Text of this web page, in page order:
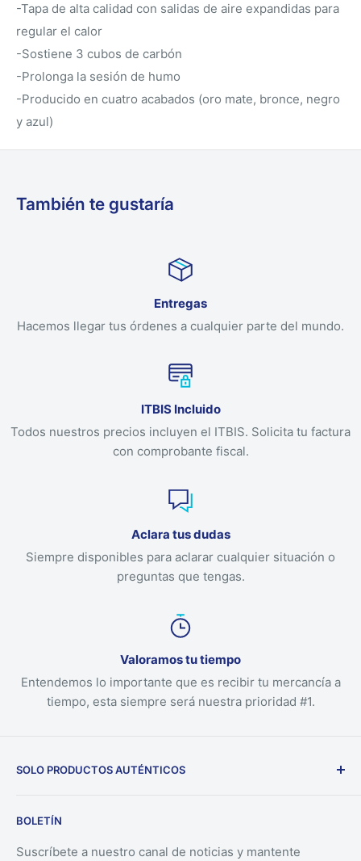
-Tapa de alta calidad con salidas de aire expandidas para
regular el calor
-Sostiene 3 cubos de carbón
-Prolonga la sesión de humo
-Producido en cuatro acabados (oro mate, bronce, negro
y azul)
También te gustaría
Entregas
Hacemos llegar tus órdenes a cualquier parte del mundo.
ITBIS Incluido
Todos nuestros precios incluyen el ITBIS. Solicita tu factura
con comprobante fiscal.
Aclara tus dudas
Siempre disponibles para aclarar cualquier situación o
preguntas que tengas.
Valoramos tu tiempo
Entendemos lo importante que es recibir tu mercancía a
tiempo, esta siempre será nuestra prioridad #1.
SOLO PRODUCTOS AUTÉNTICOS
directamente desde los fabricantes.
BOLETÍN
Suscríbete a nuestro canal de noticias y mantente